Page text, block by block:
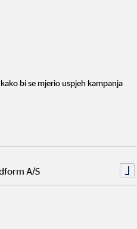
54,7
bi se mjerio uspjeh kampanja
A/S